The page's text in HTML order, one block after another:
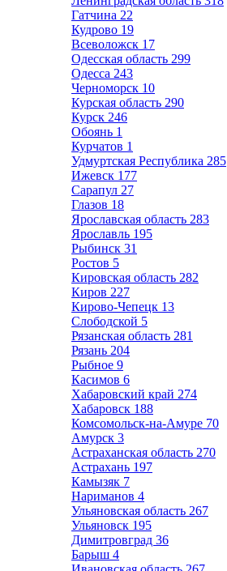
Гатчина 22
Кудрово 19
Всеволожск 17
Одесская область 299
Одесса 243
Черноморск 10
Курская область 290
Курск 246
Обоянь 1
Курчатов 1
Удмуртская Республика 285
Ижевск 177
Сарапул 27
Глазов 18
Ярославская область 283
Ярославль 195
Рыбинск 31
Ростов 5
Кировская область 282
Киров 227
Кирово-Чепецк 13
Слободской 5
Рязанская область 281
Рязань 204
Рыбное 9
Касимов 6
Хабаровский край 274
Хабаровск 188
Комсомольск-на-Амуре 70
Амурск 3
Астраханская область 270
Астрахань 197
Камызяк 7
Нариманов 4
Ульяновская область 267
Ульяновск 195
Димитровград 36
Барыш 4